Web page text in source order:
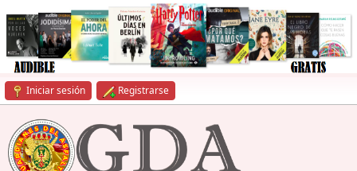
Iniciar sesión Registrarse